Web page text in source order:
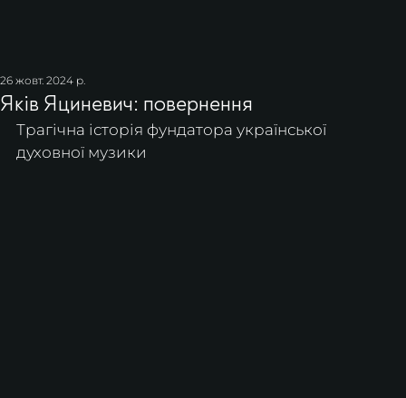
Яків Яциневич: повернення
26 жовт. 2024 р.
Трагічна історія фундатора української
духовної музики